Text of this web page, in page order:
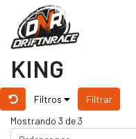
KING
Filtros
Filtrar
Mostrando 3 de 3